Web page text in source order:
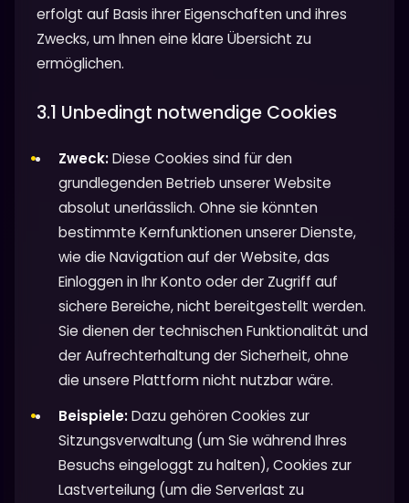
erfolgt auf Basis ihrer Eigenschaften und ihres
Zwecks, um Ihnen eine klare Übersicht zu
ermöglichen.
3.1 Unbedingt notwendige Cookies
Zweck:Diese Cookies sind für den
grundlegenden Betrieb unserer Website
absolut unerlässlich. Ohne sie könnten
bestimmte Kernfunktionen unserer Dienste,
wie die Navigation auf der Website, das
Einloggen in Ihr Konto oder der Zugriff auf
sichere Bereiche, nicht bereitgestellt werden.
Sie dienen der technischen Funktionalität und
der Aufrechterhaltung der Sicherheit, ohne
die unsere Plattform nicht nutzbar wäre.
Beispiele:Dazu gehören Cookies zur
Sitzungsverwaltung (um Sie während Ihres
Besuchs eingeloggt zu halten), Cookies zur
Lastverteilung (um die Serverlast zu